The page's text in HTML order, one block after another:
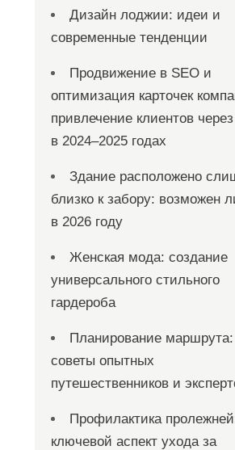
Дизайн лоджии: идеи и
современные тенденции
Продвижение в SEO и
оптимизация карточек
привлечение клиентов
в 2024–2025 годах
Здание расположено
близко к забору: возможен
в 2026 году
Женская мода: создание
универсального стильного
гардероба
Планирование маршрута:
советы опытных
путешественников и
Профилактика
ключевой аспект ухода за